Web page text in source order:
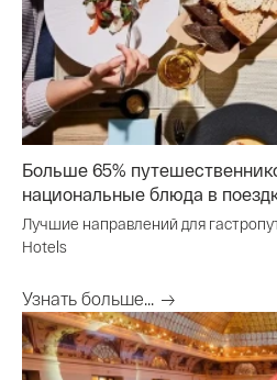
Больше 65%
национальные блюда в
Лучшие направлений для
Hotels
Узнать больше...